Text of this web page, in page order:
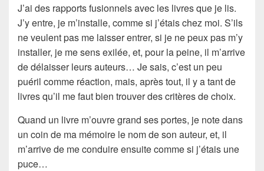
J’ai des rapportsfusionnelsavec les livres que je lis.
J’y entre, je m’installe, comme si j’étais chez moi. S’ils
ne veulent pas me laisser entrer, si je ne peux pas m’y
installer, je me sensexilée, et, pour la peine, il m’arrive
de délaisser leursauteurs… Je sais, c’est un peu
puéril comme réaction, mais, après tout, il y a tant de
livres qu’il me faut bien trouver descritères de choix.
Quand un livre m’ouvre grand ses portes, je note dans
un coin de ma mémoire le nom de son auteur, et, il
m’arrive de me conduire ensuite comme si j’étais une
puce…